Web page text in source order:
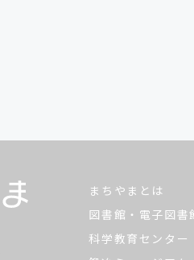
まちやまとは
図書館・電子図書
科学教育センター